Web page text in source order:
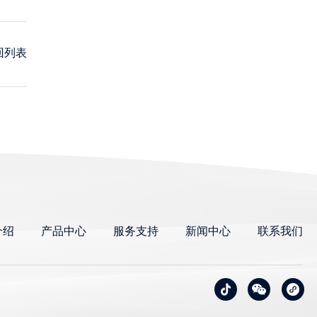
列表
绍 产品中心 服务支持 新闻中心 联系我们